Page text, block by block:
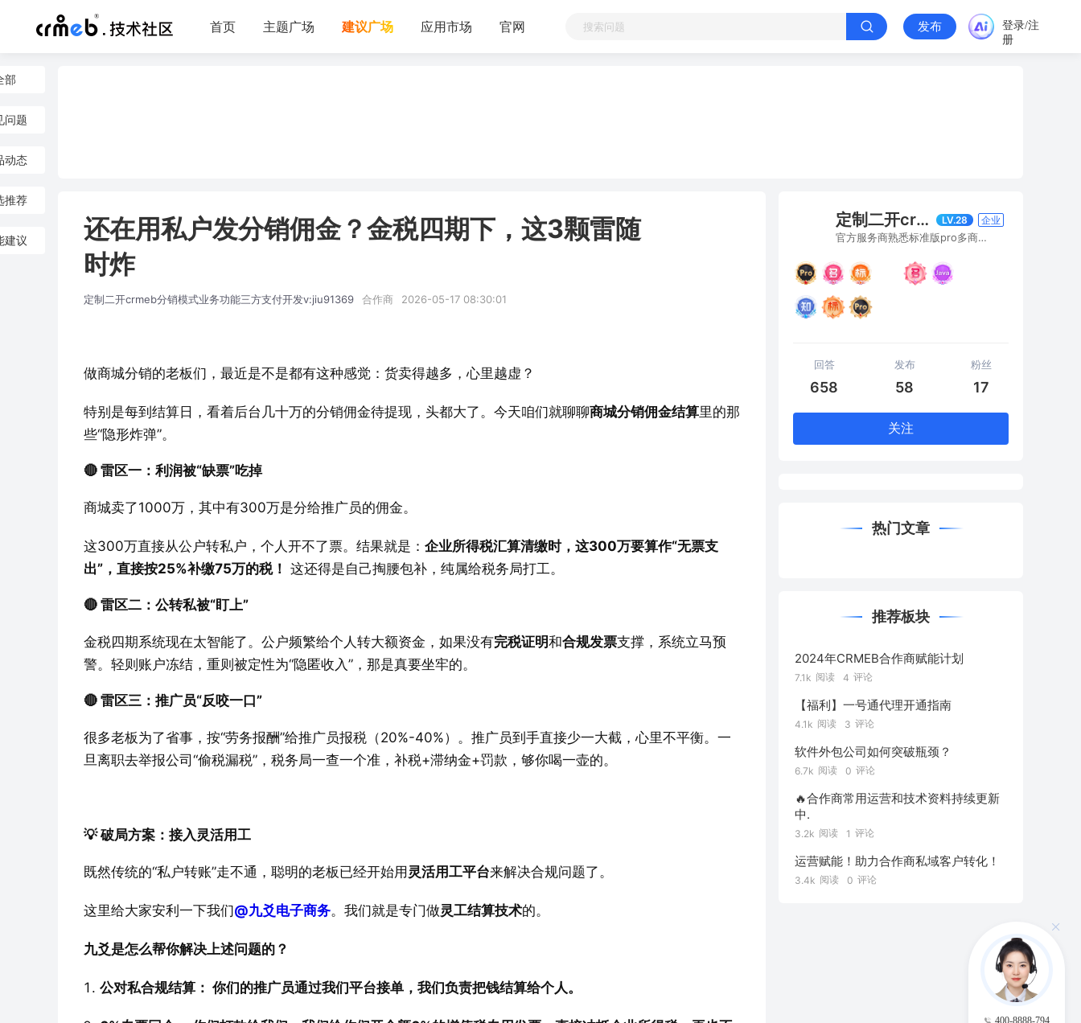
首页 主题广场 建议广场 应用市场 官网 发布
登录/注
册
部
问题
动态
推荐
建议
还在用私户发分销佣金？金税四期下，这3颗雷随
时炸
定制二开crmeb分销模式业务功能三方支付开发v:jiu91369 合作商 2026-05-17 08:30:01
做商城分销的老板们，最近是不是都有这种感觉：货卖得越多，心里越虚？
特别是每到结算日，看着后台几十万的分销佣金待提现，头都大了。今天咱们就聊聊商城分销佣金结算里的那
些“隐形炸弹”。
🔴 雷区一：利润被“缺票”吃掉
商城卖了1000万，其中有300万是分给推广员的佣金。
这300万直接从公户转私户，个人开不了票。结果就是： 企业所得税汇算清缴时，这300万要算作“无票支
出”，直接按25%补缴75万的税！ ​ 这还得是自己掏腰包补，纯属给税务局打工。
🔴 雷区二：公转私被“盯上”
金税四期系统现在太智能了。公户频繁给个人转大额资金，如果没有完税证明和合规发票支撑，系统立马预
警。轻则账户冻结，重则被定性为“隐匿收入”，那是真要坐牢的。
🔴 雷区三：推广员“反咬一口”
很多老板为了省事，按“劳务报酬”给推广员报税（20%-40%）。推广员到手直接少一大截，心里不平衡。一
旦离职去举报公司“偷税漏税”，税务局一查一个准，补税+滞纳金+罚款，够你喝一壶的。
💡 破局方案：接入灵活用工
既然传统的“私户转账”走不通，聪明的老板已经开始用 灵活用工平台来解决合规问题了。
这里给大家安利一下我们@九爻电子商务。我们就是专门做灵工结算技术的。
九爻是怎么帮你解决上述问题的？
公对私合规结算：​ 你们的推广员通过我们平台接单，我们负责把钱结算给个人。
定制二开crmeb分销模式业务功能三方支付开发v:jiu91369 LV.28 企业
官方服务商熟悉标准版pro多商户多门店版等的源码二开各类分销模式、三方支付、供应链体系以及场景业务功能等定制化开发vx：jiu91369，回答不清晰的可以扫昵称后面二维码加微
回答
658
发布
58
粉丝
17
关注
热门文章
推荐板块
2024年CRMEB合作商赋能计划
7.1k 阅读 4 评论
【福利】一号通代理开通指南
4.1k 阅读 3 评论
软件外包公司如何突破瓶颈？
6.7k 阅读 0 评论
🔥合作商常用运营和技术资料持续更新
中.
3.2k 阅读 1 评论
运营赋能！助力合作商私域客户转化！
3.4k 阅读 0 评论
400-8888-794